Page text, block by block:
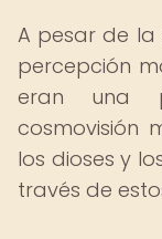
A pesar de
percepción
eran una
cosmovisión
los dioses y
través de